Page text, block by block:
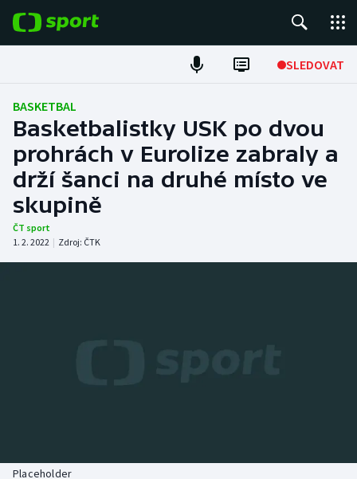
SLEDOVAT
Fotbal
Hokej
Tenis
Atletika
BASKETBAL
Basketbalistky USK po dvou
prohrách v Eurolize zabraly a
drží šanci na druhé místo ve
skupině
ČT sport
1. 2. 2022 | Zdroj: ČTK
Placeholder